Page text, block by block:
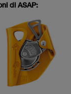
di ASAP: